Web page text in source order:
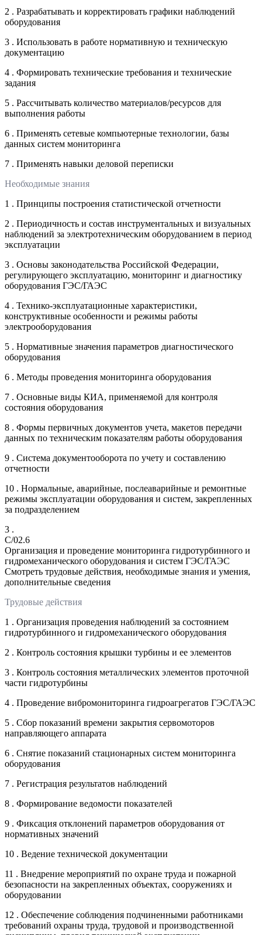
2 . Разрабатывать и корректировать графики наблюдений
оборудования
3 . Использовать в работе нормативную и техническую
документацию
4 . Формировать технические требования и технические
задания
5 . Рассчитывать количество материалов/ресурсов для
выполнения работы
6 . Применять сетевые компьютерные технологии, базы
данных систем мониторинга
7 . Применять навыки деловой переписки
Необходимые знания
1 . Принципы построения статистической отчетности
2 . Периодичность и состав инструментальных и визуальных
наблюдений за электротехническим оборудованием в период
эксплуатации
3 . Основы законодательства Российской Федерации,
регулирующего эксплуатацию, мониторинг и диагностику
оборудования ГЭС/ГАЭС
4 . Технико-эксплуатационные характеристики,
конструктивные особенности и режимы работы
электрооборудования
5 . Нормативные значения параметров диагностического
оборудования
6 . Методы проведения мониторинга оборудования
7 . Основные виды КИА, применяемой для контроля
состояния оборудования
8 . Формы первичных документов учета, макетов передачи
данных по техническим показателям работы оборудования
9 . Система документооборота по учету и составлению
отчетности
10 . Нормальные, аварийные, послеаварийные и ремонтные
режимы эксплуатации оборудования и систем, закрепленных
за подразделением
3 .
C/02.6
Организация и проведение мониторинга гидротурбинного и
гидромеханического оборудования и систем ГЭС/ГАЭС
Смотреть трудовые действия, необходимые знания и умения,
дополнительные сведения
Трудовые действия
1 . Организация проведения наблюдений за состоянием
гидротурбинного и гидромеханического оборудования
2 . Контроль состояния крышки турбины и ее элементов
3 . Контроль состояния металлических элементов проточной
части гидротурбины
4 . Проведение вибромониторинга гидроагрегатов ГЭС/ГАЭС
5 . Сбор показаний времени закрытия сервомоторов
направляющего аппарата
6 . Снятие показаний стационарных систем мониторинга
оборудования
7 . Регистрация результатов наблюдений
8 . Формирование ведомости показателей
9 . Фиксация отклонений параметров оборудования от
нормативных значений
10 . Ведение технической документации
11 . Внедрение мероприятий по охране труда и пожарной
безопасности на закрепленных объектах, сооружениях и
оборудовании
12 . Обеспечение соблюдения подчиненными работниками
требований охраны труда, трудовой и производственной